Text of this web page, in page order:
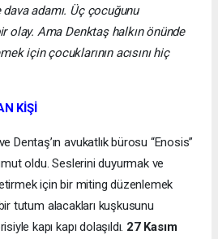
adamı. Üç çocuğunu
olay. Ama Denktaş halkın önünde
için çocuklarının acısını hiç
KİŞİ
Dentaş’ın avukatlık bürosu “Enosis”
oldu. Seslerini duyurmak ve
için bir miting düzenlemek
tutum alacakları kuşkusunu
kapı kapı dolaşıldı. 27 Kasım